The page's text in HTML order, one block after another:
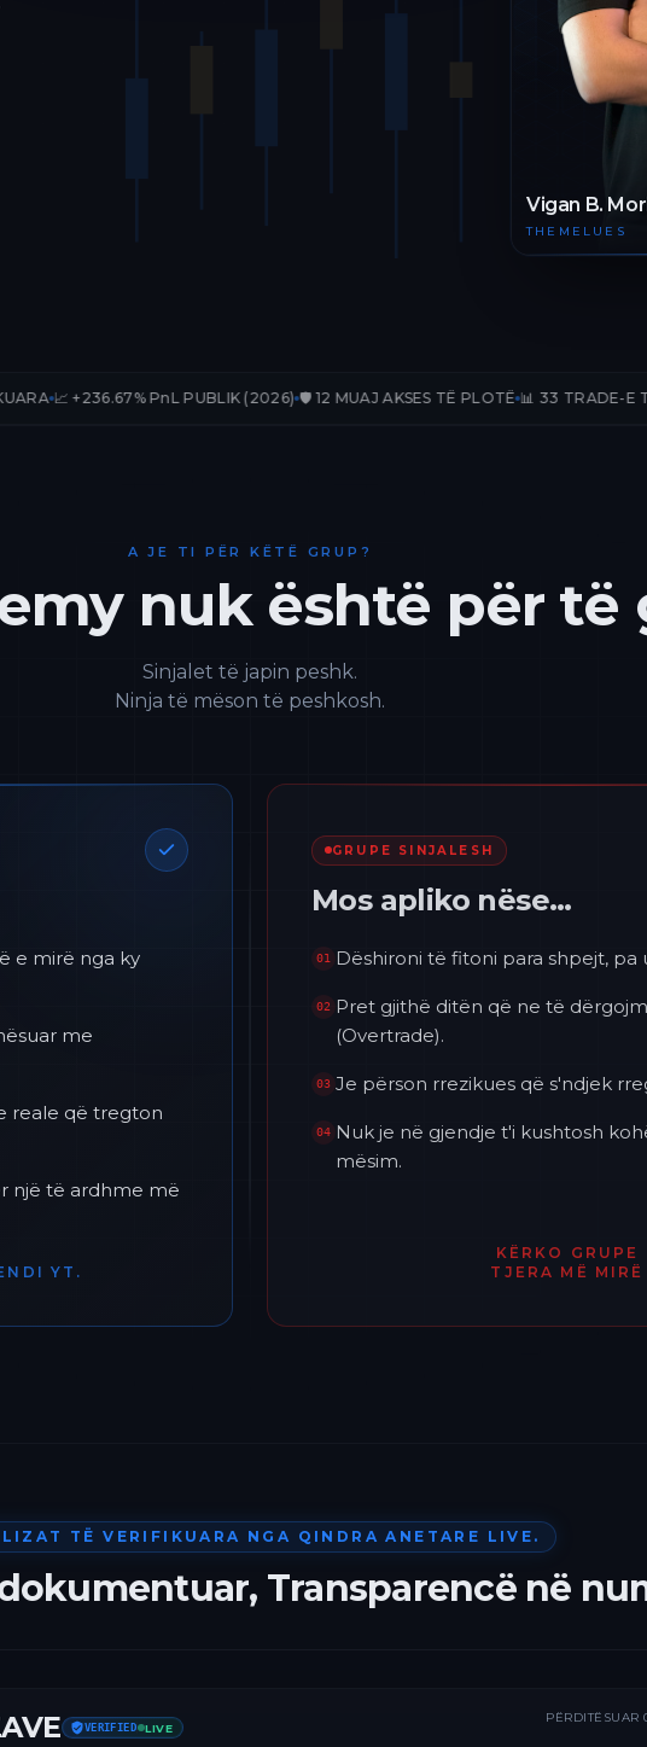
Vigan B.
THEMELUES
PnL PUBLIK (2026) 🛡️ 12 MUAJ AKSES TË PLOTË 📊 33 TRADE-E TË
A JE TI PËR KËTË GRUP?
nuk është për të
Sinjalet të japin peshk.
Ninja të mëson të peshkosh.
GRUPE SINJALESH
Mos apliko nëse…
01 Dëshironi të fitoni para shpejt, pa
02 Pret gjithë ditën që ne të
(Overtrade).
03 Je përson rrezikues që s'ndjek
04 Nuk je në gjendje t'i kushtosh
mësim.
KËRKO GRUPE
TJERA MË MIRË
e mirë nga ky
me
reale që tregton
një të ardhme më
YT.
TË VERIFIKUARA NGA QINDRA ANETARE LIVE.
Transparencë në
VERIFIED LIVE
PËRDITËSUAR